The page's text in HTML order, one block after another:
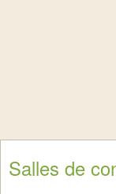
Salles de